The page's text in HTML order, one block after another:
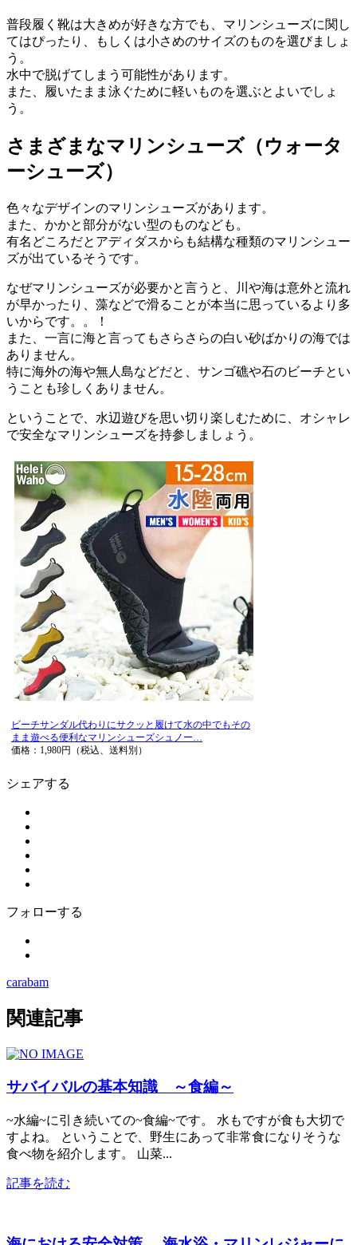
普段履く靴は大きめが好きな方でも、マリンシューズに関し
てはぴったり、もしくは小さめのサイズのものを選びましょ
う。
水中で脱げてしまう可能性があります。
また、履いたまま泳ぐために軽いものを選ぶとよいでしょ
う。
さまざまなマリンシューズ（ウォータ
ーシューズ）
色々なデザインのマリンシューズがあります。
また、かかと部分がない型のものなども。
有名どころだとアディダスからも結構な種類のマリンシュー
ズが出ているそうです。
なぜマリンシューズが必要かと言うと、川や海は意外と流れ
が早かったり、藻などで滑ることが本当に思っているより多
いからです。。！
また、一言に海と言ってもさらさらの白い砂ばかりの海では
ありません。
特に海外の海や無人島などだと、サンゴ礁や石のビーチとい
うことも珍しくありません。
ということで、水辺遊びを思い切り楽しむために、オシャレ
で安全なマリンシューズを持参しましょう。
ビーチサンダル代わりにサクッと履けて水の中でもその
まま遊べる便利なマリンシューズシュノー…
価格：1,980円（税込、送料別）
シェアする
フォローする
carabam
関連記事
サバイバルの基本知識 ～食編～
~水編~に引き続いての~食編~です。 水もですが食も大切で
すよね。 ということで、野生にあって非常食になりそうな
食べ物を紹介します。 山菜...
記事を読む